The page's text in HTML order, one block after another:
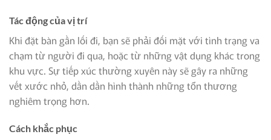
Tác động của vị trí
Khi đặt bàn gần lối đi, bạn sẽ phải đối mặt với tình trạng va
chạm từ người đi qua, hoặc từ những vật dụng khác trong
khu vực. Sự tiếp xúc thường xuyên này sẽ gây ra những
vết xước nhỏ, dần dần hình thành những tổn thương
nghiêm trọng hơn.
Cách khắc phục